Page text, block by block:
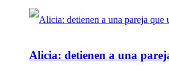
Alicia: detienen a una